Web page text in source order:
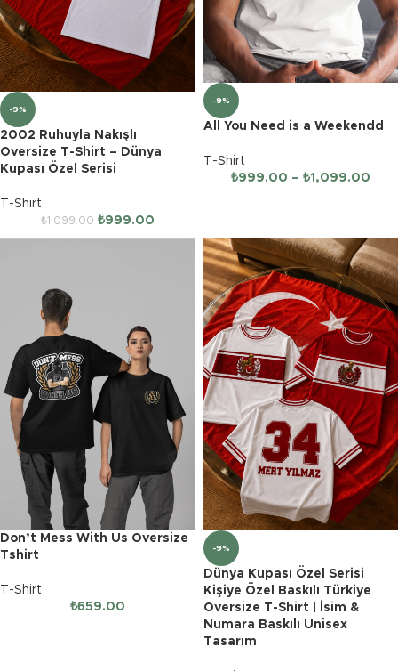
-9%
2002 Ruhuyla Nakışlı
Oversize T-Shirt – Dünya
Kupası Özel Serisi
T-Shirt
₺1,099.00 ₺999.00
-9%
All You Need is a Weekendd
T-Shirt
₺999.00 – ₺1,099.00
Don’t Mess With Us Oversize
Tshirt
T-Shirt
₺659.00
-9%
Dünya Kupası Özel Serisi
Kişiye Özel Baskılı Türkiye
Oversize T-Shirt | İsim &
Numara Baskılı Unisex
Tasarım